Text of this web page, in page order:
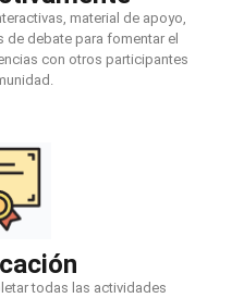
material de apoyo,
debate para fomentar el
con otros participantes
todas las actividades